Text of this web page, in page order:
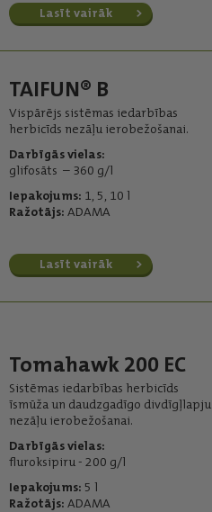
Lasīt vairāk
TAIFUN® B
Vispārējs sistēmas iedarbības
herbicīds nezāļu ierobežošanai.
Darbīgās vielas:
glifosāts – 360 g/l
Iepakojums: 1, 5, 10 l
Ražotājs: ADAMA
Lasīt vairāk
Tomahawk 200 EC
Sistēmas iedarbības herbicīds
īsmūža un daudzgadīgo divdīgļlapju
nezāļu ierobežošanai.
Darbīgās vielas:
fluroksipiru - 200 g/l
Iepakojums: 5 l
Ražotājs: ADAMA